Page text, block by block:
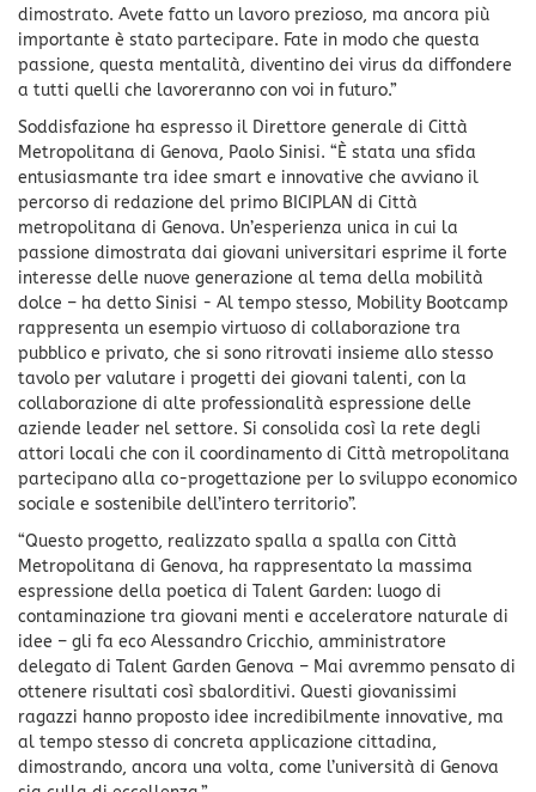
dimostrato. Avete fatto un lavoro prezioso, ma ancora più
importante è stato partecipare. Fate in modo che questa
passione, questa mentalità, diventino dei virus da diffondere
a tutti quelli che lavoreranno con voi in futuro.”
Soddisfazione ha espresso il Direttore generale di Città
Metropolitana di Genova, Paolo Sinisi. “È stata una sfida
entusiasmante tra idee smart e innovative che avviano il
percorso di redazione del primo BICIPLAN di Città
metropolitana di Genova. Un’esperienza unica in cui la
passione dimostrata dai giovani universitari esprime il forte
interesse delle nuove generazione al tema della mobilità
dolce – ha detto Sinisi - Al tempo stesso, Mobility Bootcamp
rappresenta un esempio virtuoso di collaborazione tra
pubblico e privato, che si sono ritrovati insieme allo stesso
tavolo per valutare i progetti dei giovani talenti, con la
collaborazione di alte professionalità espressione delle
aziende leader nel settore. Si consolida così la rete degli
attori locali che con il coordinamento di Città metropolitana
partecipano alla co-progettazione per lo sviluppo economico
sociale e sostenibile dell’intero territorio”.
“Questo progetto, realizzato spalla a spalla con Città
Metropolitana di Genova, ha rappresentato la massima
espressione della poetica di Talent Garden: luogo di
contaminazione tra giovani menti e acceleratore naturale di
idee – gli fa eco Alessandro Cricchio, amministratore
delegato di Talent Garden Genova – Mai avremmo pensato di
ottenere risultati così sbalorditivi. Questi giovanissimi
ragazzi hanno proposto idee incredibilmente innovative, ma
al tempo stesso di concreta applicazione cittadina,
dimostrando, ancora una volta, come l’università di Genova